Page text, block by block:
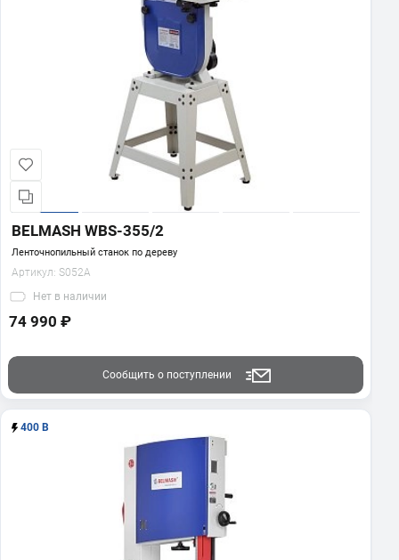
BELMASH WBS-355/2
Ленточнопильный станок по дереву
Артикул: S052A
Нет в наличии
74 990 ₽
Сообщить о поступлении
400 В